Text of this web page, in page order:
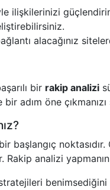
ilişkilerinizi
alacağınız
bir rakip analizi
adım öne
başlangıç noktasıdır.
analizi
benimsediğini